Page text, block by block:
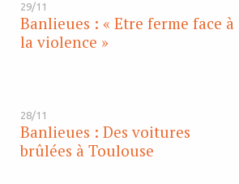
29/11
Banlieues : « Etre ferme face à
la violence »
28/11
Banlieues : Des voitures
brûlées à Toulouse